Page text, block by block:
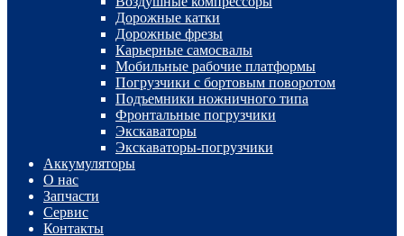
Дорожные катки
Дорожные фрезы
Карьерные самосвалы
Мобильные рабочие платформы
Погрузчики с бортовым поворотом
Подъемники ножничного типа
Фронтальные погрузчики
Экскаваторы
Экскаваторы-погрузчики
Аккумуляторы
О нас
Запчасти
Сервис
Контакты